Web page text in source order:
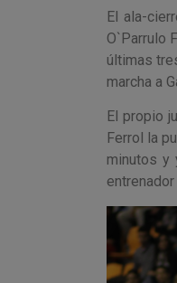
El ala-
O`Parrulo
últimas
marcha a
El propio
Ferrol la
minutos y